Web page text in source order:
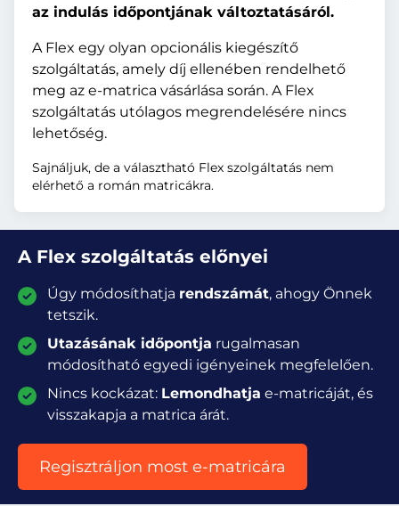
az indulás időpontjának változtatásáról.
A Flex egy olyan opcionális kiegészítő
szolgáltatás, amely díj ellenében rendelhető
meg az e-matrica vásárlása során. A Flex
szolgáltatás utólagos megrendelésére nincs
lehetőség.
Sajnáljuk, de a választható Flex szolgáltatás nem
elérhető a román matricákra.
A Flex szolgáltatás előnyei
Úgy módosíthatja rendszámát, ahogy Önnek
tetszik.
Utazásának időpontja rugalmasan
módosítható egyedi igényeinek megfelelően.
Nincs kockázat: Lemondhatja e-matricáját, és
visszakapja a matrica árát.
Regisztráljon most e-matricára